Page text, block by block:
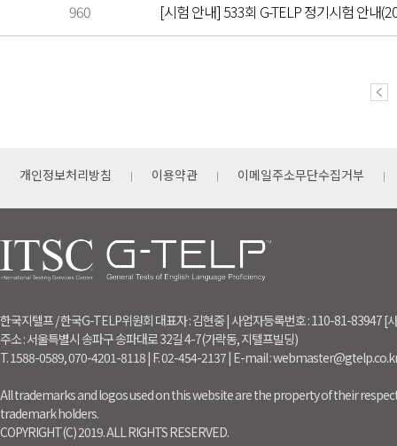
960 [시험 안내] 533회 G-TELP 정기시험 안내
개인정보처리방침 이용약관 이메일주소무단수집거부
한국지텔프 / 한국G-TELP위원회 대표자 : 김현중 | 사업자등록번호 : 110-81-83947
주소 : 서울특별시 송파구 송파대로 32길 4-7(가락동, 지텔프빌딩)
T. 1588-0589, 070-4201-8118 | F. 02-454-2137 | E-mail :
All trademarks and logos used on this website are the property of their
trademark holders.
COPYRIGHT(C) 2019. ALL RIGHTS RESERVED.